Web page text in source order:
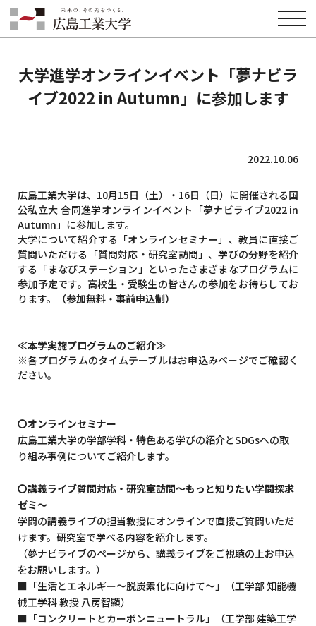
HOME INFORMATION
大学進学オンラインイベント「夢ナビライブ2022 in Autumn」に参加し
ます
大学進学オンラインイベント「夢ナビラ
イブ2022 in Autumn」に参加します
2022.10.06
広島工業大学は、10月15日（土）・16日（日）に開催される国
公私立大 合同進学オンラインイベント 「夢ナビライブ2022 in
Autumn」 に参加します。
大学について紹介する「オンラインセミナー」、教員に直接ご
質問いただける「質問対応・研究室訪問」、学びの分野を紹介
する「まなびステーション」といったさまざまなプログラムに
参加予定です。高校生・受験生の皆さんの参加をお待ちしてお
ります。
（参加無料・事前申込制）
≪本学実施プログラムのご紹介≫
※各プログラムのタイムテーブルはお申込みページでご確認く
ださい。
〇オンラインセミナー
広島工業大学の学部学科・特色ある学びの紹介とSDGsへの取
り組み事例についてご紹介します。
〇講義ライブ質問対応・研究室訪問～もっと知りたい学問探求
ゼミ～
学問の講義ライブの担当教授にオンラインで直接ご質問いただ
けます。研究室で学べる内容を紹介します。
（夢ナビライブのページから、講義ライブをご視聴の上お申込
をお願いします。）
■「生活とエネルギー～脱炭素化に向けて～」（工学部 知能機
械工学科 教授 八房智顯）
■「コンクリートとカーボンニュートラル」（工学部 建築工学